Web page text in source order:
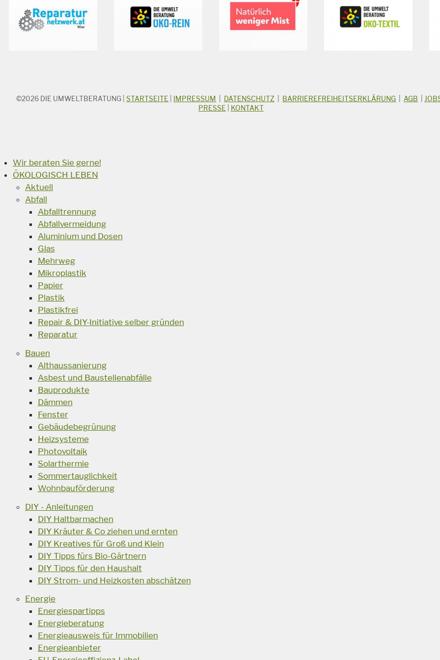
©2026 DIE UMWELTBERATUNG |STARTSEITE IMPRESSUM DATENSCHUTZ BARRIEREFREIHEITSERKLÄRUNG AGB
PRESSE
KONTAKT
Wir beraten Sie gerne!
ÖKOLOGISCH LEBEN
Aktuell
Abfall
Abfalltrennung
Abfallvermeidung
Aluminium und Dosen
Glas
Mehrweg
Mikroplastik
Papier
Plastik
Plastikfrei
Repair & DIY-Initiative selber gründen
Reparatur
Bauen
Althaussanierung
Asbest und Baustellenabfälle
Bauprodukte
Dämmen
Fenster
Gebäudebegrünung
Heizsysteme
Photovoltaik
Solarthermie
Sommertauglichkeit
Wohnbauförderung
DIY - Anleitungen
DIY Haltbarmachen
DIY Kräuter & Co ziehen und ernten
DIY Kreatives für Groß und Klein
DIY Tipps fürs Bio-Gärtnern
DIY Tipps für den Haushalt
DIY Strom- und Heizkosten abschätzen
Energie
Energiespartipps
Energieberatung
Energieausweis für Immobilien
Energieanbieter